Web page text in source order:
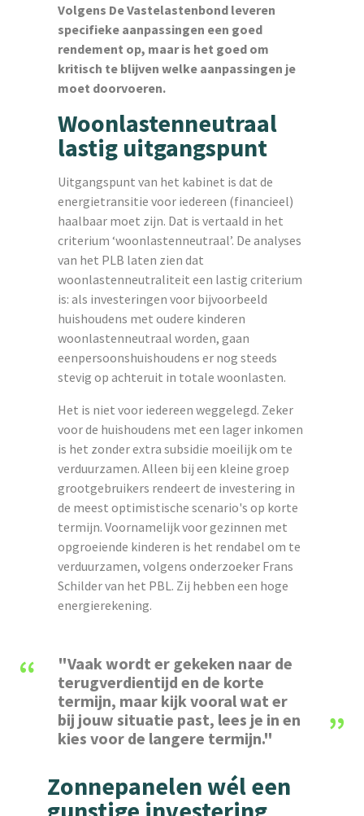
Volgens De Vastelastenbond leveren
specifieke aanpassingen een goed
rendement op, maar is het goed om
kritisch te blijven welke aanpassingen je
moet doorvoeren.
Woonlastenneutraal
lastig uitgangspunt
Uitgangspunt van het kabinet is dat de
energietransitie voor iedereen (financieel)
haalbaar moet zijn. Dat is vertaald in het
criterium ‘woonlastenneutraal’. De analyses
van het PLB laten zien dat
woonlastenneutraliteit een lastig criterium
is: als investeringen voor bijvoorbeeld
huishoudens met oudere kinderen
woonlastenneutraal worden, gaan
eenpersoonshuishoudens er nog steeds
stevig op achteruit in totale woonlasten.
Het is niet voor iedereen weggelegd. Zeker
voor de huishoudens met een lager inkomen
is het zonder extra subsidie moeilijk om te
verduurzamen. Alleen bij een kleine groep
grootgebruikers rendeert de investering in
de meest optimistische scenario's op korte
termijn. Voornamelijk voor gezinnen met
opgroeiende kinderen is het rendabel om te
verduurzamen, volgens onderzoeker Frans
Schilder van het PBL. Zij hebben een hoge
energierekening.
"Vaak wordt er gekeken naar de
terugverdientijd en de korte
termijn, maar kijk vooral wat er
bij jouw situatie past, lees je in en
kies voor de langere termijn."
Zonnepanelen wél een